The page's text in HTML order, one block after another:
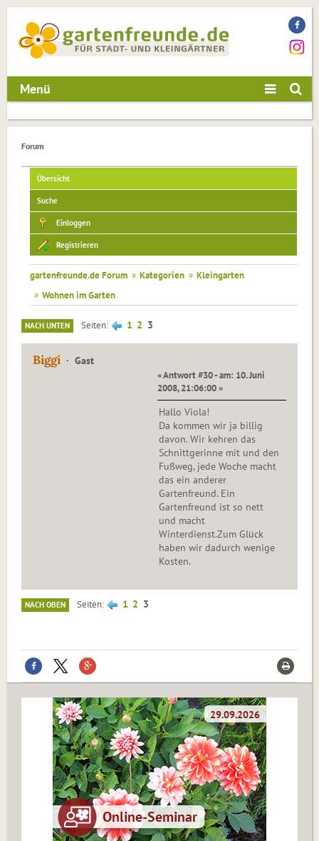
Menü
Forum
Übersicht
Suche
Einloggen
Registrieren
gartenfreunde.de Forum » Kategorien » Kleingarten
» Wohnen im Garten
NACH UNTEN Seiten 1 2 3
Biggi Gast
« Antwort #30 - am: 10. Juni
2008, 21:06:00 »
Hallo Viola!
Da kommen wir ja billig
davon. Wir kehren das
Schnittgerinne mit und den
Fußweg, jede Woche macht
das ein anderer
Gartenfreund. Ein
Gartenfreund ist so nett
und macht
Winterdienst.Zum Glück
haben wir dadurch wenige
Kosten.
NACH OBEN Seiten 1 2 3